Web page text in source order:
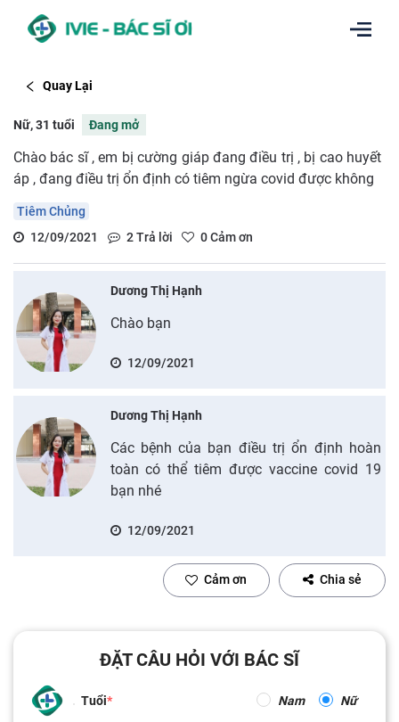
Quay Lại
Nữ, 31 tuổi Đang mở
Chào bác sĩ , em bị cường giáp đang điều trị , bị cao huyết
áp , đang điều trị ổn định có tiêm ngừa covid được không
Tiêm Chủng
12/09/2021
2Trả lời 0Cảm ơn
Dương Thị Hạnh
Chào bạn
12/09/2021
Dương Thị Hạnh
Các bệnh của bạn điều trị ổn định hoàn
toàn có thể tiêm được vaccine covid 19
bạn nhé
12/09/2021
Cảm ơn Chia sẻ
ĐẶT CÂU HỎI VỚI BÁC SĨ
Tuổi Nam Nữ